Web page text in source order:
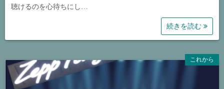
聴けるのを心待ちにし…
続きを読む
これから